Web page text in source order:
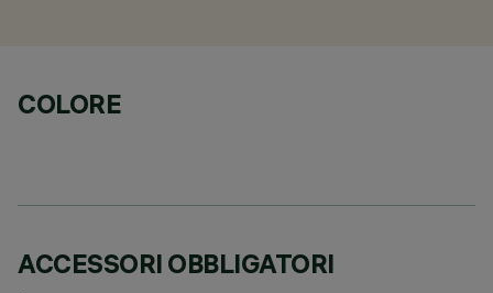
COLORE
ACCESSORI OBBLIGATORI